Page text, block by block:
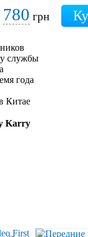
780 грн
службы
года
Китае
Karry